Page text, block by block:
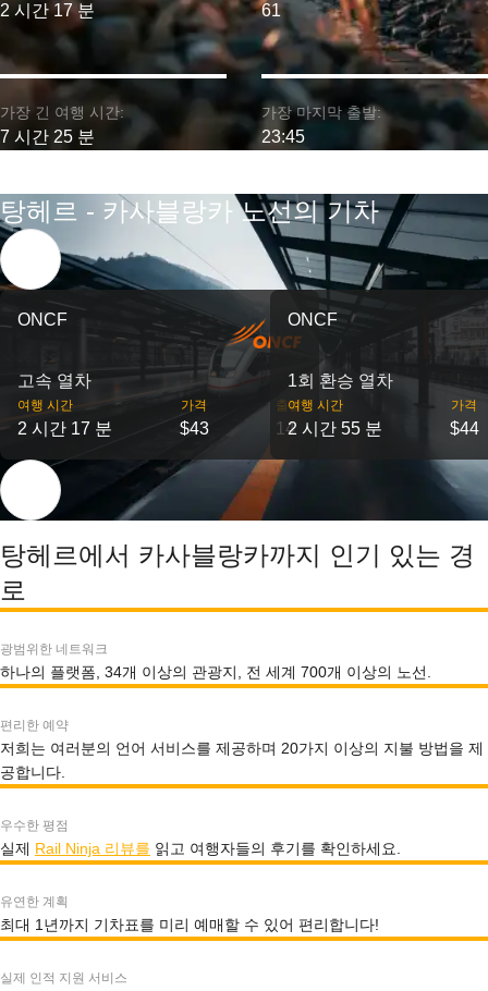
2 시간 17 분
가장 긴 여행 시간:
7 시간 25 분
61
가장 마지막 출발:
23:45
탕헤르 - 카사블랑카 노선의 기차
ONCF
고속 열차
여행 시간
2 시간 17 분
가격
$43
출발
14
ONCF
1회 환승 열차
여행 시간
2 시간 55 분
가격
$44
탕헤르에서 카사블랑카까지 인기 있는 경
로
광범위한 네트워크
하나의 플랫폼, 34개 이상의 관광지, 전 세계 700개 이상의 노선.
편리한 예약
저희는 여러분의 언어 서비스를 제공하며 20가지 이상의 지불 방법을 제
공합니다.
우수한 평점
실제 Rail Ninja 리뷰를 읽고 여행자들의 후기를 확인하세요.
유연한 계획
최대 1년까지 기차표를 미리 예매할 수 있어 편리합니다!
실제 인적 지원 서비스